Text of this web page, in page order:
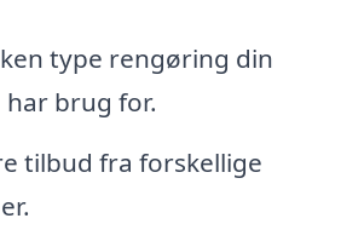
type rengøring din
brug for.
tilbud fra forskellige